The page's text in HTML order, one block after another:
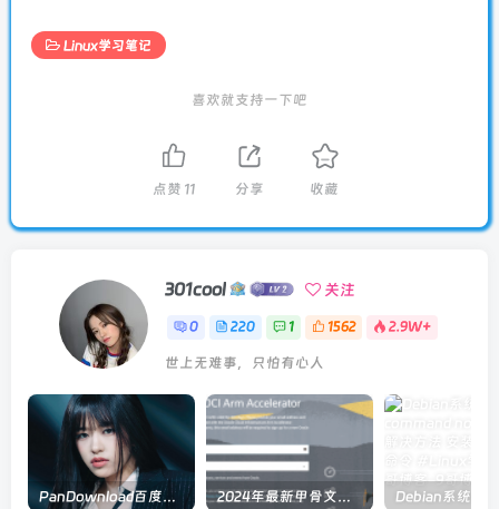
Linux学习笔记
喜欢就支持一下吧
点赞 11 分享 收藏
301cool 关注
0 220 1 1562 2.9W+
世上无难事，只怕有心人
PanDownload百度网盘在线解析 2024年最新甲骨文注册及申请免费 VPS 教程